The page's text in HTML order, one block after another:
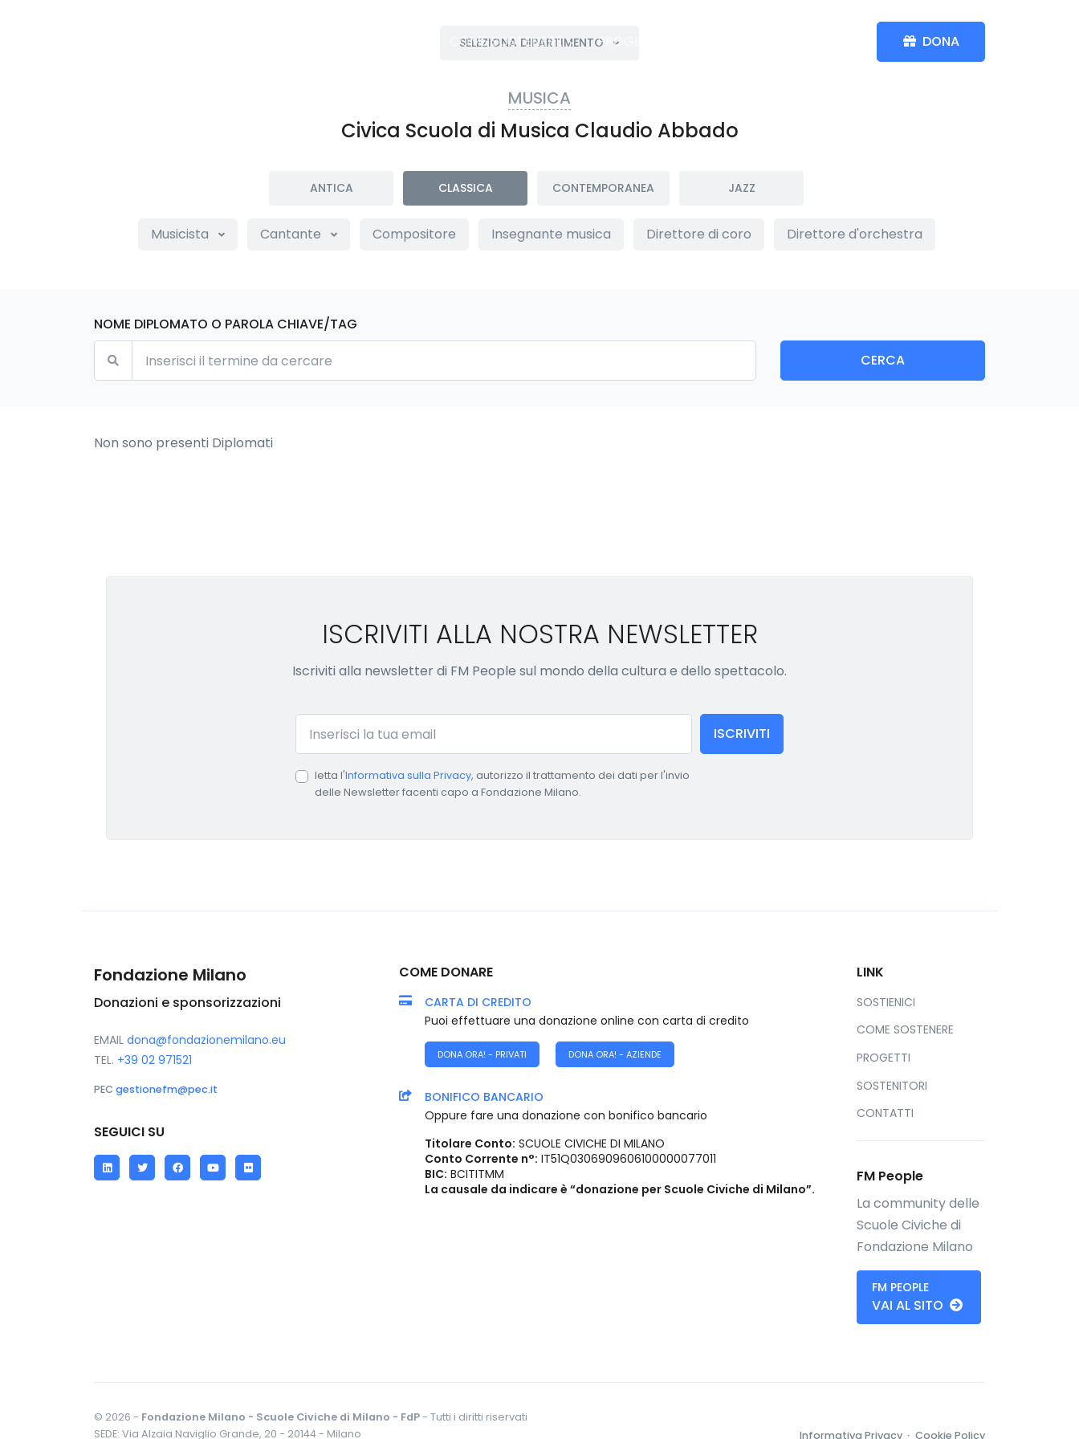
COME SOSTENERE PROGETTI DONA
SELEZIONA DIPARTIMENTO
MUSICA
Civica Scuola di Musica Claudio Abbado
ANTICA CLASSICA CONTEMPORANEA JAZZ
Musicista Cantante Compositore Insegnante musica Direttore di coro Direttore d'orchestra
NOME DIPLOMATO O PAROLA CHIAVE/TAG
CERCA
Non sono presenti Diplomati
ISCRIVITI ALLA NOSTRA NEWSLETTER
Iscriviti alla newsletter di FM People sul mondo della cultura e dello spettacolo.
Email
ISCRIVITI
letta l'Informativa sulla Privacy, autorizzo il trattamento dei dati per l'invio
delle Newsletter facenti capo a Fondazione Milano.
Fondazione Milano
Donazioni e sponsorizzazioni
EMAIL dona@fondazionemilano.eu
TEL. +39 02 971521
PEC gestionefm@pec.it
SEGUICI SU
LinkedInTwitterFacebookYouTube
Flickr
COME DONARE
CARTA DI CREDITO
Puoi effettuare una donazione online con carta di credito
DONA ORA! - PRIVATI DONA ORA! - AZIENDE
BONIFICO BANCARIO
Oppure fare una donazione con bonifico bancario
Titolare Conto: SCUOLE CIVICHE DI MILANO
Conto Corrente n°: IT51Q0306909606100000077011
BIC: BCITITMM
La causale da indicare è “donazione per Scuole Civiche di Milano”.
LINK
SOSTIENICI
COME SOSTENERE
PROGETTI
SOSTENITORI
CONTATTI
FM People
La community delle
Scuole Civiche di
Fondazione Milano
FM PEOPLE
VAI AL SITO
© 2026 - Fondazione Milano - Scuole Civiche di Milano - FdP- Tutti i diritti riservati
SEDE: Via Alzaia Naviglio Grande, 20 - 20144 - Milano
Informativa Privacy · Cookie Policy